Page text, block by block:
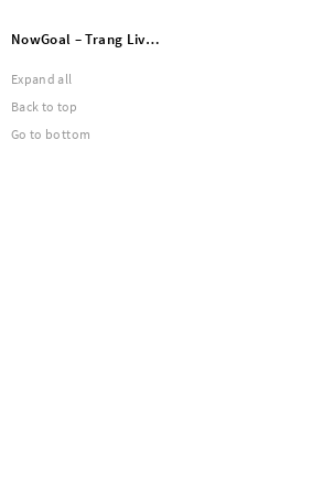
NowGoal – Trang Live Score Dành Cho Fan Bóng Đá Kết Quả Cực Chuẩn Và Nhanh
Expand all
Back to top
Go to bottom